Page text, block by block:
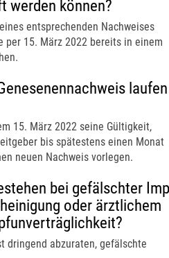
werden können?
entsprechenden Nachweises
per 15. März 2022 bereits in einem
laufen
15. März 2022 seine Gültigkeit,
bis spätestens einen Monat
neuen Nachweis vorlegen.
bei gefälschter
oder ärztlichem
dringend abzuraten, gefälschte